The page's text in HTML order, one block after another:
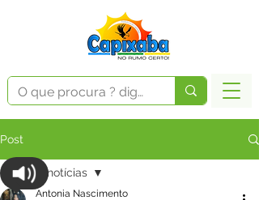
Post
Todas notícias
Antonia Nascimento